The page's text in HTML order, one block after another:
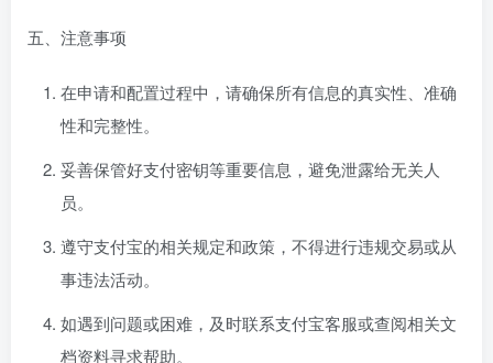
五、注意事项
在申请和配置过程中，请确保所有信息的真实性、准确
性和完整性。
妥善保管好支付密钥等重要信息，避免泄露给无关人
员。
遵守支付宝的相关规定和政策，不得进行违规交易或从
事违法活动。
如遇到问题或困难，及时联系支付宝客服或查阅相关文
档资料寻求帮助。